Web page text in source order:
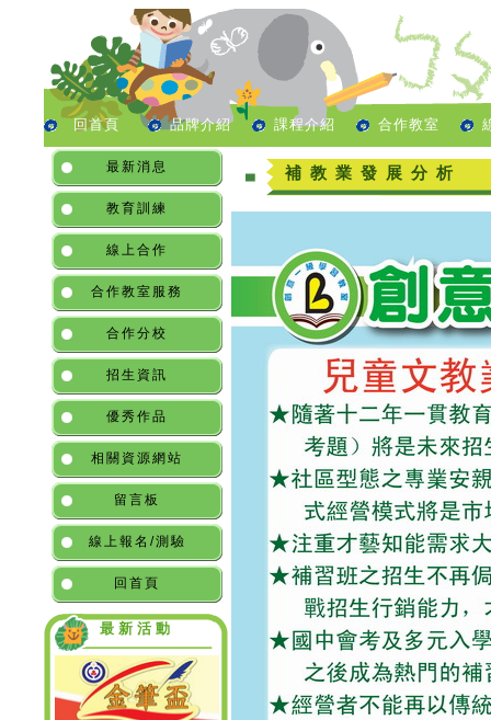
回首頁 品牌介紹 課程介紹 合作教室
最新消息
教育訓練
線上合作
合作教室服務
合作分校
招生資訊
優秀作品
相關資源網站
留言板
線上報名/測驗
回首頁
最新活動
補教業發展分析